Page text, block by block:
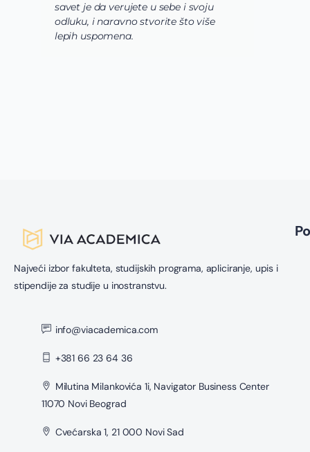
savet je da verujete u sebe i svoju
odluku, i naravno stvorite što više
lepih uspomena.
Najveći izbor fakulteta, studijskih programa, apliciranje, upis i
stipendije za studije u inostranstvu.
info@viacademica.com
+381 66 23 64 36
Milutina Milankovića 1i, Navigator Business Center
11070 Novi Beograd
Cvećarska 1, 21 000 Novi Sad